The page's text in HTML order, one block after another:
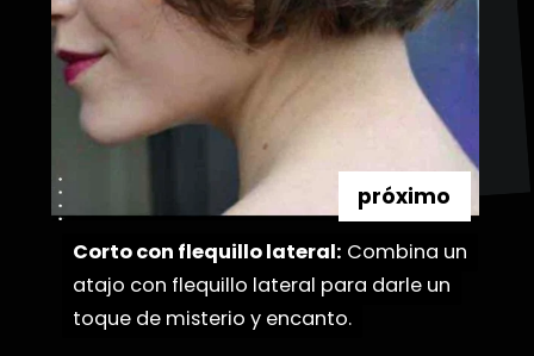
Corto con flequillo lateral: Combina un
atajo con flequillo lateral para darle un
toque de misterio y encanto.
Corto con flequillo lateral: Combina un
atajo con flequillo lateral para darle un
toque de misterio y encanto.
próximo